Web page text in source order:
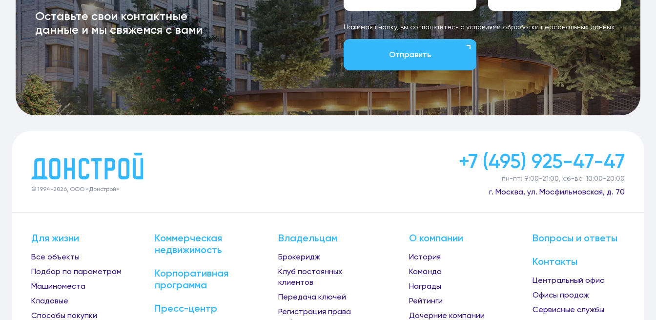
Оставьте свои контактные
данные и мы свяжемся с вами
Нажимая кнопку, вы соглашаетесь с условиями обработки персональных данных
Отправить
© 1994-2026, ООО «Донстрой»
+7 (495) 925-47-47
пн-пт: 9:00-21:00, сб-вс: 10:00-20:00
г. Москва, ул. Мосфильмовская, д. 70
Для жизни
Все объекты
Подбор по параметрам
Машиноместа
Кладовые
Способы покупки
Коммерческая
недвижимость
Корпоративная
программа
Пресс-центр
Владельцам
Брокеридж
Клуб постоянных
клиентов
Передача ключей
Регистрация права
О компании
История
Команда
Награды
Рейтинги
Дочерние компании
Вопросы и ответы
Контакты
Центральный офис
Офисы продаж
Сервисные службы